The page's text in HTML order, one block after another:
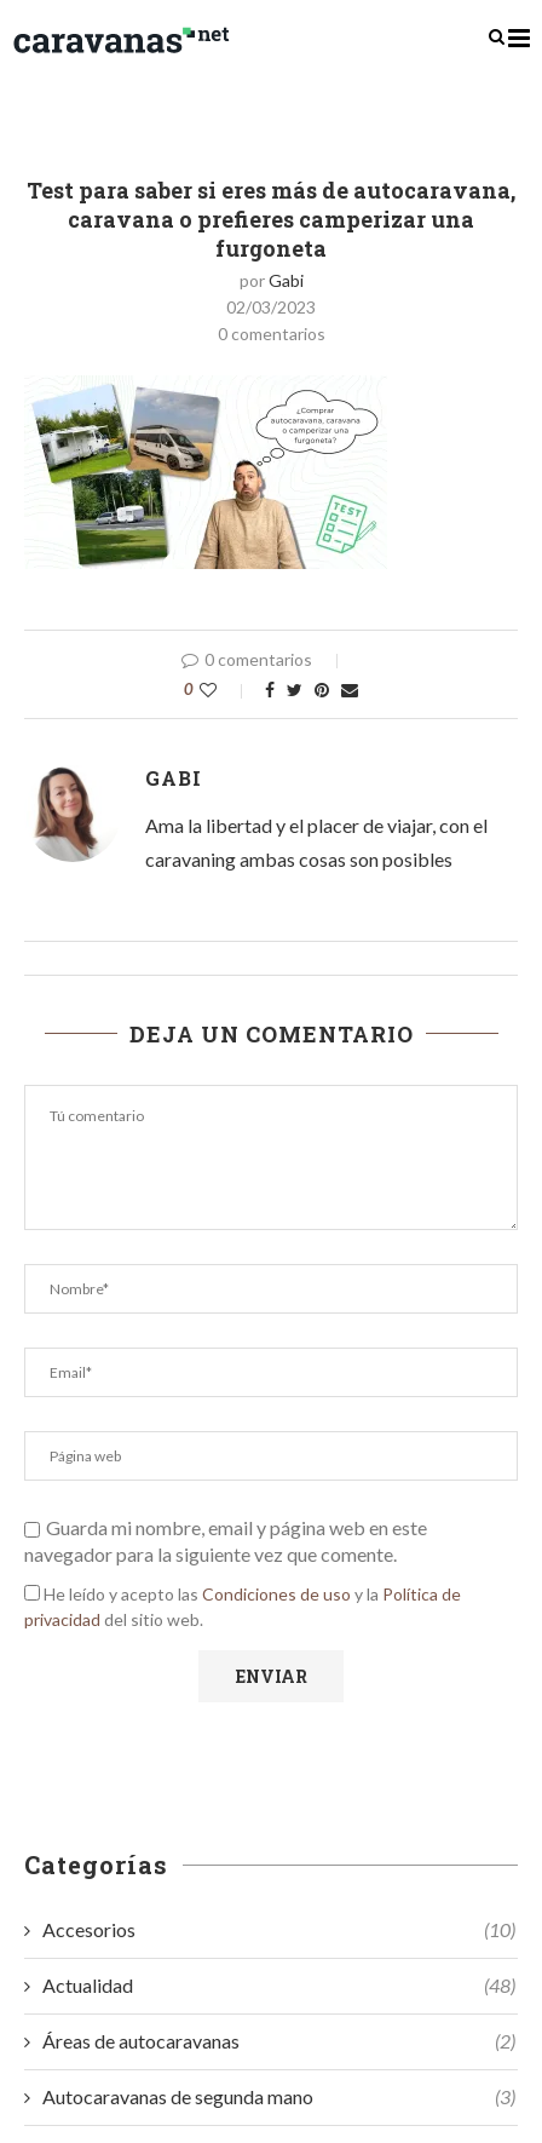
Test para saber si eres más de autocaravana,
caravana o prefieres camperizar una
furgoneta
porGabi
02/03/2023
0 comentarios
0 comentarios
0
GABI
Ama la libertad y el placer de viajar, con el
caravaning ambas cosas son posibles
DEJA UN COMENTARIO
Guarda mi nombre, email y página web en este
navegador para la siguiente vez que comente.
He leído y acepto las Condiciones de uso y la Política de
privacidad del sitio web.
Categorías
Accesorios (10)
Actualidad (48)
Áreas de autocaravanas (2)
Autocaravanas de segunda mano (3)